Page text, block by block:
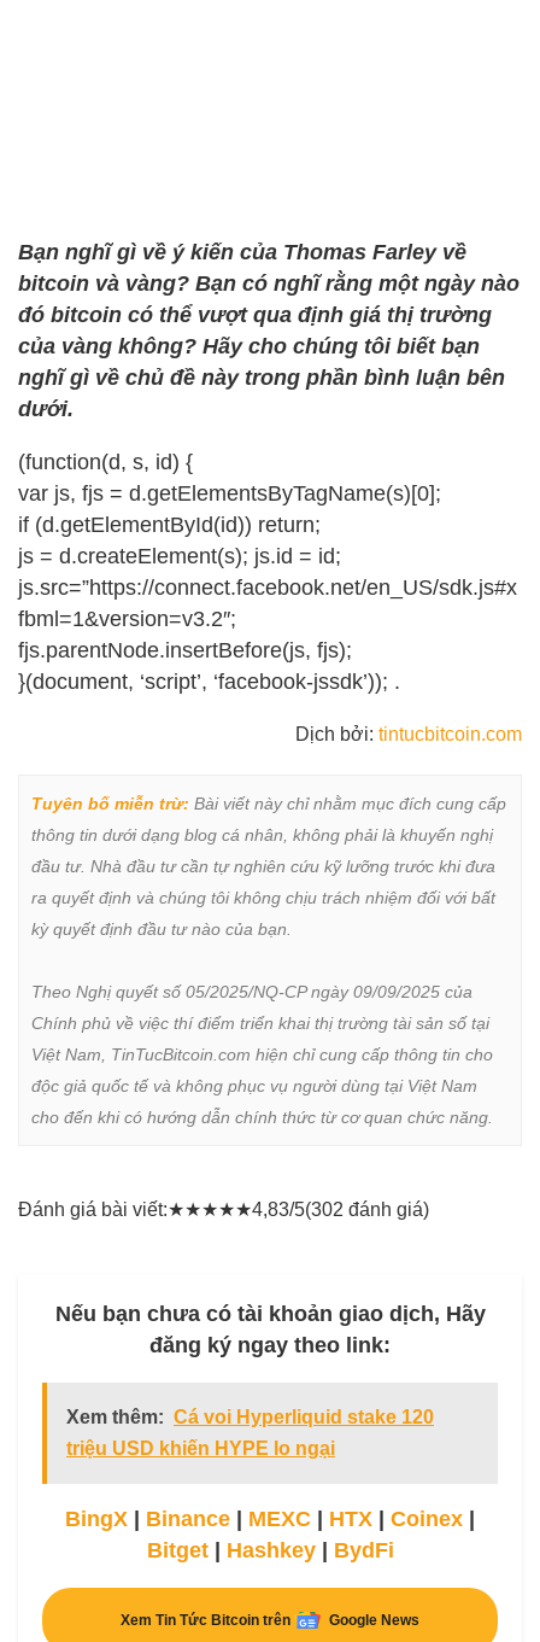
Bạn nghĩ gì về ý kiến ​​của Thomas Farley về
bitcoin và vàng? Bạn có nghĩ rằng một ngày nào
đó bitcoin có thể vượt qua định giá thị trường
của vàng không? Hãy cho chúng tôi biết bạn
nghĩ gì về chủ đề này trong phần bình luận bên
dưới.
(function(d, s, id) {
var js, fjs = d.getElementsByTagName(s)[0];
if (d.getElementById(id)) return;
js = d.createElement(s); js.id = id;
js.src=”https://connect.facebook.net/en_US/sdk.js#x
fbml=1&version=v3.2″;
fjs.parentNode.insertBefore(js, fjs);
}(document, ‘script’, ‘facebook-jssdk’)); .
Dịch bởi: tintucbitcoin.com
Tuyên bố miễn trừ: Bài viết này chỉ nhằm mục đích cung cấp
thông tin dưới dạng blog cá nhân, không phải là khuyến nghị
đầu tư. Nhà đầu tư cần tự nghiên cứu kỹ lưỡng trước khi đưa
ra quyết định và chúng tôi không chịu trách nhiệm đối với bất
kỳ quyết định đầu tư nào của bạn.
Theo Nghị quyết số 05/2025/NQ-CP ngày 09/09/2025 của
Chính phủ về việc thí điểm triển khai thị trường tài sản số tại
Việt Nam, TinTucBitcoin.com hiện chỉ cung cấp thông tin cho
độc giả quốc tế và không phục vụ người dùng tại Việt Nam
cho đến khi có hướng dẫn chính thức từ cơ quan chức năng.
Đánh giá bài viết:★★★★★4,83/5(302 đánh giá)
Nếu bạn chưa có tài khoản giao dịch, Hãy
đăng ký ngay theo link:
Xem thêm: Cá voi Hyperliquid stake 120
triệu USD khiến HYPE lo ngại
BingX Binance MEXC HTX Coinex
Bitget| Hashkey| BydFi
Xem Tin Tức Bitcoin trên Google News